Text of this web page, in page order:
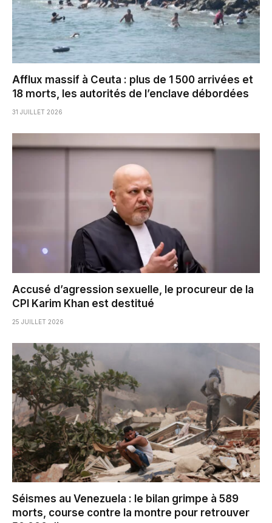
Afflux massif à Ceuta : plus de 1 500 arrivées et
18 morts, les autorités de l’enclave débordées
31 JUILLET 2026
Accusé d’agression sexuelle, le procureur de la
CPI Karim Khan est destitué
25 JUILLET 2026
Séismes au Venezuela : le bilan grimpe à 589
morts, course contre la montre pour retrouver